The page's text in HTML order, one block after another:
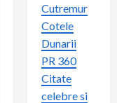
Cutremur
Cotele
Dunarii
PR 360
Citate
celebre si